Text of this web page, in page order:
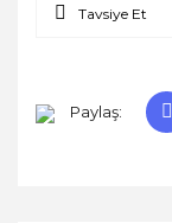
Tavsiye Et
Paylaş: